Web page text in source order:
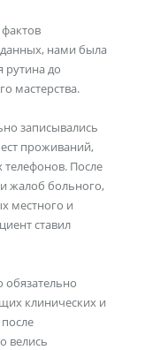
нами была
до
мастерства.
записывались
проживаний,
После
жалоб больного,
местного и
ставил
обязательно
клинических и
велись